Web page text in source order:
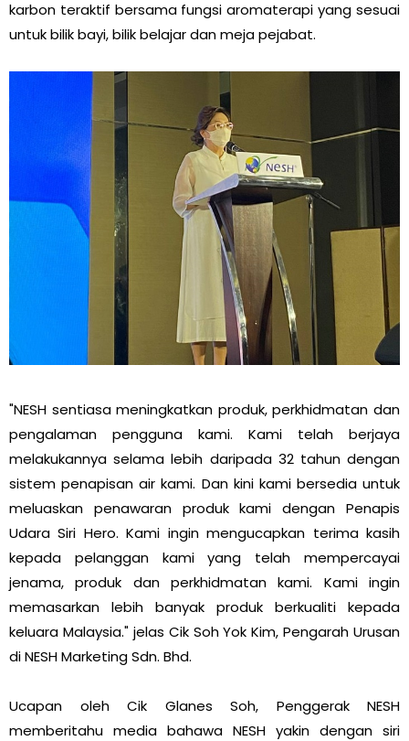
karbon teraktif bersama fungsi aromaterapi yang sesuai
untuk bilik bayi, bilik belajar dan meja pejabat.
"NESH sentiasa meningkatkan produk, perkhidmatan dan
pengalaman pengguna kami. Kami telah berjaya
melakukannya selama lebih daripada 32 tahun dengan
sistem penapisan air kami. Dan kini kami bersedia untuk
meluaskan penawaran produk kami dengan Penapis
Udara Siri Hero. Kami ingin mengucapkan terima kasih
kepada pelanggan kami yang telah mempercayai
jenama, produk dan perkhidmatan kami. Kami ingin
memasarkan lebih banyak produk berkualiti kepada
keluara Malaysia." jelas Cik Soh Yok Kim, Pengarah Urusan
di NESH Marketing Sdn. Bhd.
Ucapan oleh Cik Glanes Soh, Penggerak NESH
memberitahu media bahawa NESH yakin dengan siri